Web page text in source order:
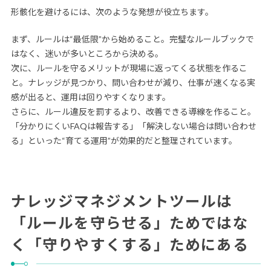
形骸化を避けるには、次のような発想が役立ちます。
まず、ルールは“最低限”から始めること。完璧なルールブックで
はなく、迷いが多いところから決める。
次に、ルールを守るメリットが現場に返ってくる状態を作るこ
と。ナレッジが見つかり、問い合わせが減り、仕事が速くなる実
感が出ると、運用は回りやすくなります。
さらに、ルール違反を罰するより、改善できる導線を作ること。
「分かりにくいFAQは報告する」「解決しない場合は問い合わせ
る」といった“育てる運用”が効果的だと整理されています。
ナレッジマネジメントツールは
「ルールを守らせる」ためではな
く「守りやすくする」ためにある